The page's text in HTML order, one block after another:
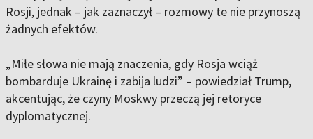
Rosji, jednak – jak zaznaczył – rozmowy te nie przynoszą
żadnych efektów.
„Miłe słowa nie mają znaczenia, gdy Rosja wciąż
bombarduje Ukrainę i zabija ludzi” – powiedział Trump,
akcentując, że czyny Moskwy przeczą jej retoryce
dyplomatycznej.